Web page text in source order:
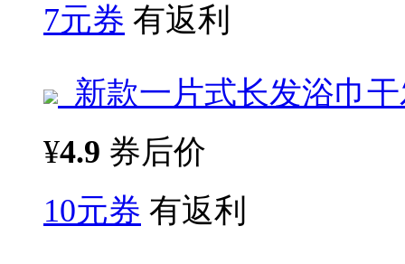
7元券 有返利
新款一片式长发浴巾
¥4.9 券后价
10元券 有返利